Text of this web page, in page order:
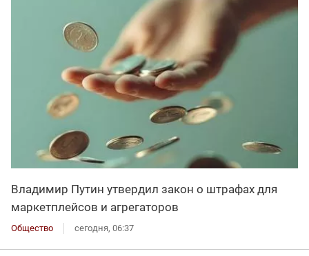
Владимир Путин утвердил закон о штрафах для
маркетплейсов и агрегаторов
Общество сегодня, 06:37